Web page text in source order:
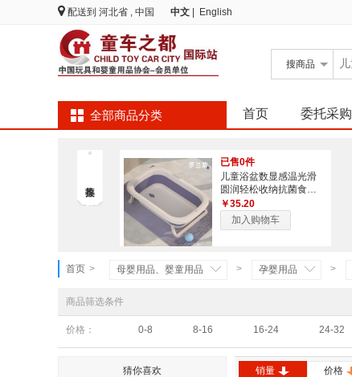
配送到 河北省 , 中国 中文 English
搜商品
全部商品分类 首页 委托采购
已售0件
儿童浴盆数显感温光滑
圆润轻松收纳抗菌食品
级材质软胶浴架
￥35.20
加入购物车
首页 > 母婴用品、婴童用品 > 孕婴用品 >
商品筛选条件
价格： 0-8 8-16 16-24 24-32
猜你喜欢 销量 价格